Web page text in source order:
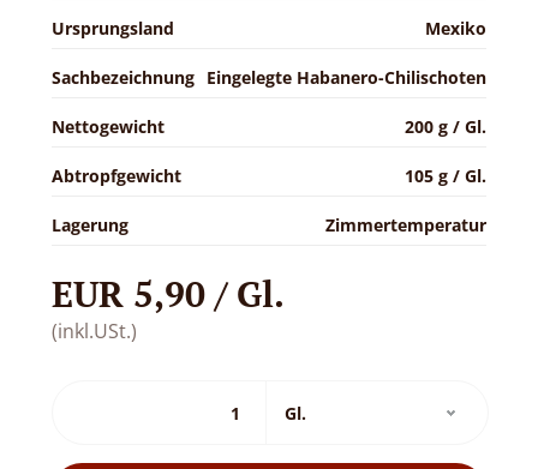
Ursprungsland Mexiko
Sachbezeichnung Eingelegte Habanero-Chilischoten
Nettogewicht 200 g / Gl.
Abtropfgewicht 105 g / Gl.
Lagerung Zimmertemperatur
EUR 5,90 / Gl.
(inkl.USt.)